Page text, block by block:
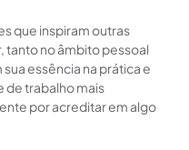
que inspiram outras
tanto no âmbito pessoal
essência na prática e
de trabalho mais
por acreditar em algo